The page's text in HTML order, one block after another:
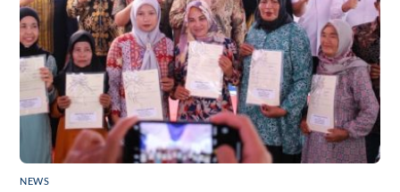
NEWS